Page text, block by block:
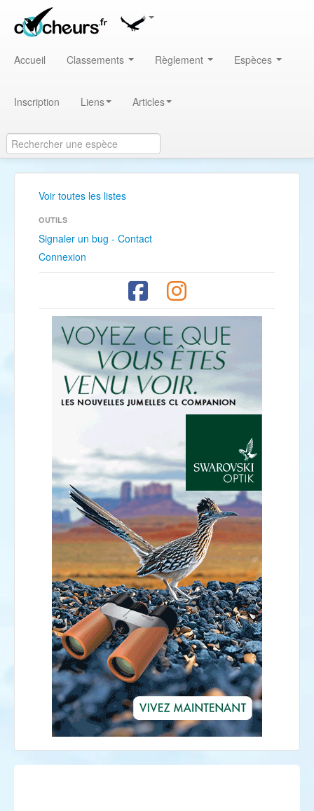
Accueil Classements Règlement Espèces
Inscription Liens Articles
Voir toutes les listes
OUTILS
Signaler un bug - Contact
Connexion